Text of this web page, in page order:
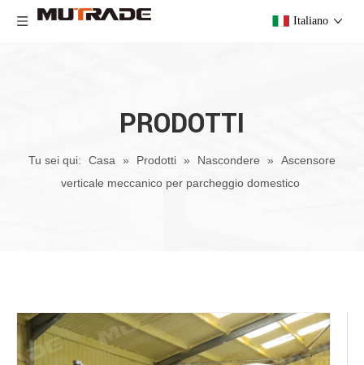
Italiano
PRODOTTI
Tu sei qui: Casa » Prodotti » Nascondere » Ascensore
verticale meccanico per parcheggio domestico